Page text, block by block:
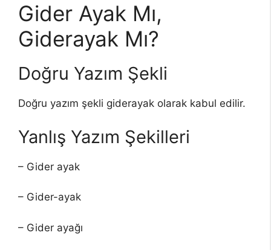
Gider Ayak Mı,
Giderayak Mı?
Doğru Yazım Şekli
Doğru yazım şekli giderayak olarak kabul edilir.
Yanlış Yazım Şekilleri
– Gider ayak
– Gider-ayak
– Gider ayağı